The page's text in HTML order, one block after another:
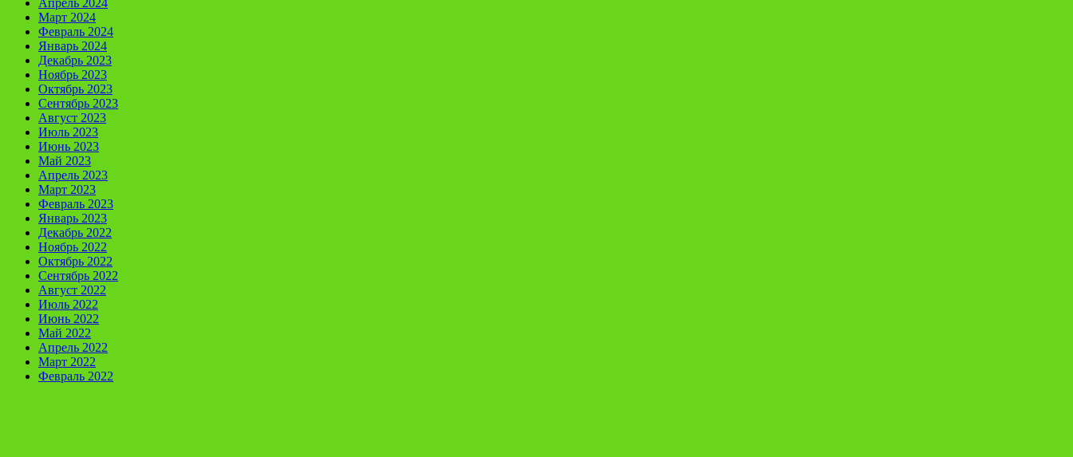
Апрель 2024
Март 2024
Февраль 2024
Январь 2024
Декабрь 2023
Ноябрь 2023
Октябрь 2023
Сентябрь 2023
Август 2023
Июль 2023
Июнь 2023
Май 2023
Апрель 2023
Март 2023
Февраль 2023
Январь 2023
Декабрь 2022
Ноябрь 2022
Октябрь 2022
Сентябрь 2022
Август 2022
Июль 2022
Июнь 2022
Май 2022
Апрель 2022
Март 2022
Февраль 2022